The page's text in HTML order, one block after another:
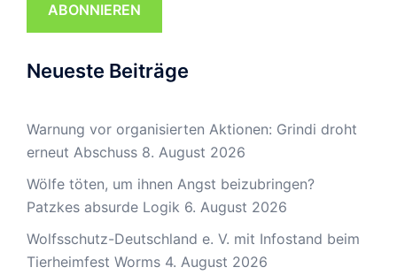
ABONNIEREN
Neueste Beiträge
Warnung vor organisierten Aktionen: Grindi droht
erneut Abschuss 8. August 2026
Wölfe töten, um ihnen Angst beizubringen?
Patzkes absurde Logik 6. August 2026
Wolfsschutz-Deutschland e. V. mit Infostand beim
Tierheimfest Worms 4. August 2026